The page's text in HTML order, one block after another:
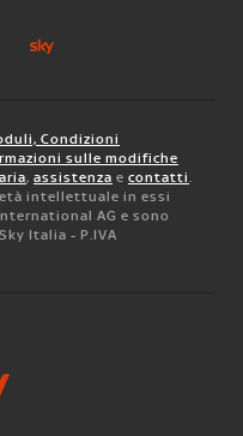
Condizioni
sulle modifiche
, assistenza e contatti
intellettuale in essi
AG e sono
Italia - P.IVA